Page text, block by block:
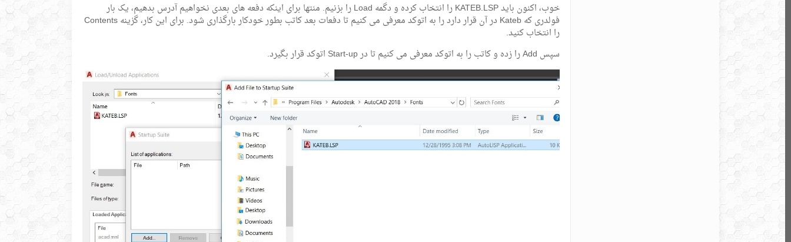
خوب، اکنون باید KATEB.LSP را انتخاب کرده و دگمه Load را بزنیم. منتها برای اینکه دفعه های بعدی نخواهیم آدرس بدهیم، یک بار
فولدری که Kateb در آن قرار دارد را به اتوکد معرفی می کنیم تا دفعات بعد کاتب بطور خودکار بارگذاری شود. برای این کار، گزینه Contents
را انتخاب کنید.
سپس Add را زده و کاتب را به اتوکد معرفی می کنیم تا در Start-up اتوکد قرار بگیرد.